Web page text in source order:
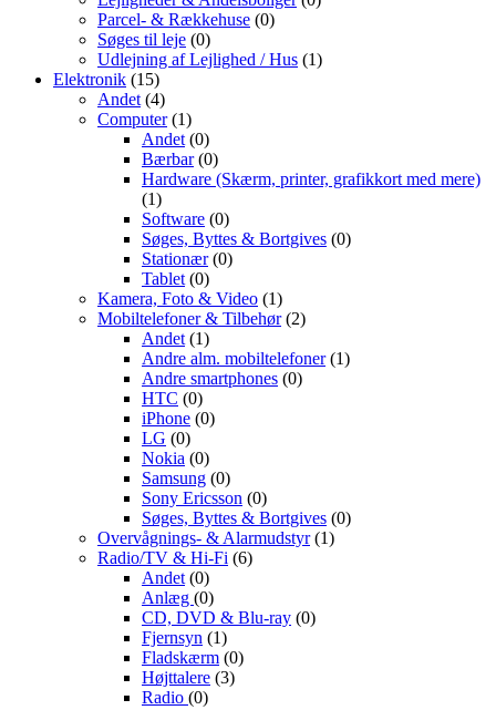
Parcel- & Rækkehuse (0)
Søges til leje (0)
Udlejning af Lejlighed / Hus (1)
Elektronik (15)
Andet (4)
Computer(1)
Andet (0)
Bærbar(0)
Hardware (Skærm, printer, grafikkort med mere)
(1)
Software (0)
Søges, Byttes & Bortgives (0)
Stationær(0)
Tablet (0)
Kamera, Foto & Video (1)
Mobiltelefoner & Tilbehør(2)
Andet (1)
Andre alm. mobiltelefoner(1)
Andre smartphones (0)
HTC (0)
iPhone (0)
LG (0)
Nokia (0)
Samsung (0)
Sony Ericsson (0)
Søges, Byttes & Bortgives (0)
Overvågnings- & Alarmudstyr(1)
Radio/TV & Hi-Fi (6)
Andet (0)
Anlæg (0)
CD, DVD & Blu-ray (0)
Fjernsyn (1)
Fladskærm (0)
Højttalere (3)
Radio (0)